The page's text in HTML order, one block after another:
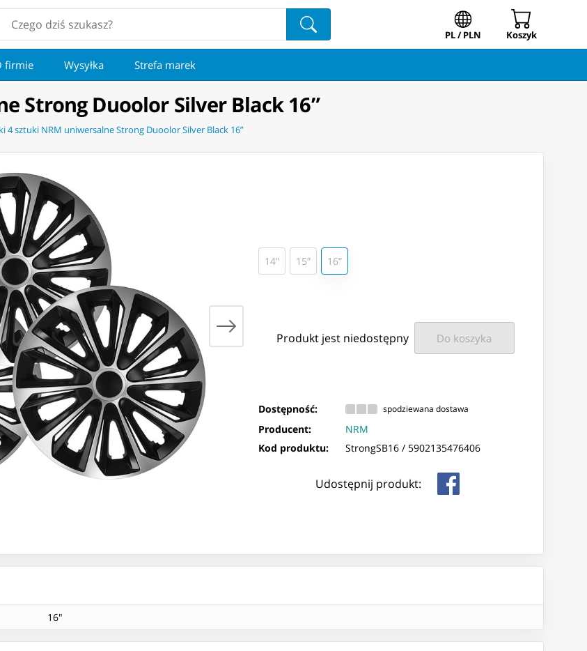
PL / PLN Koszyk
firmie Wysyłka Strefa marek
Strong Duoolor Silver Black 16”
4 sztuki NRM uniwersalne Strong Duoolor Silver Black 16”
14” 15” 16”
Produkt jest niedostępny Do koszyka
Dostępność: spodziewana dostawa
Producent:
NRM
Kod produktu:
StrongSB16 / 5902135476406
Udostępnij produkt:
16"